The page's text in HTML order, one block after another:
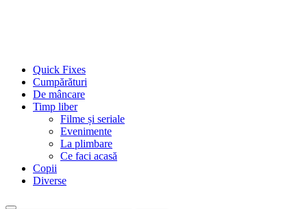
Quick Fixes
Cumpărături
De mâncare
Timp liber
Filme și seriale
Evenimente
La plimbare
Ce faci acasă
Copii
Diverse